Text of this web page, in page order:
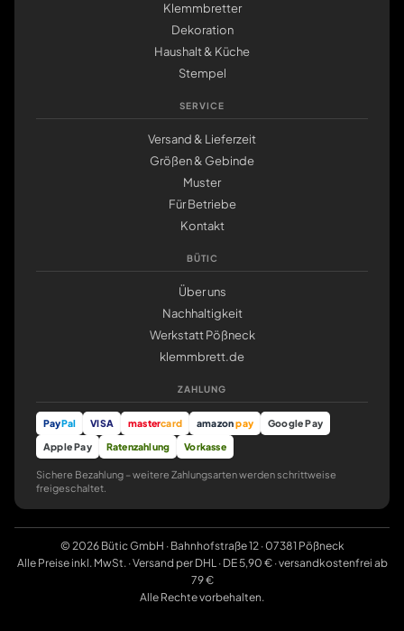
Klemmbretter
Dekoration
Haushalt & Küche
Stempel
SERVICE
Versand & Lieferzeit
Größen & Gebinde
Muster
Für Betriebe
Kontakt
BÜTIC
Über uns
Nachhaltigkeit
Werkstatt Pößneck
klemmbrett.de
ZAHLUNG
PayPal VISA mastercard amazonpay
Google Pay
Apple Pay
Ratenzahlung Vorkasse
Sichere Bezahlung – weitere Zahlungsarten werden schrittweise
freigeschaltet.
© 2026 Bütic GmbH · Bahnhofstraße 12 · 07381 Pößneck
Alle Preise inkl. MwSt. · Versand per DHL · DE 5,90 € · versandkostenfrei ab
79 €
Alle Rechte vorbehalten.